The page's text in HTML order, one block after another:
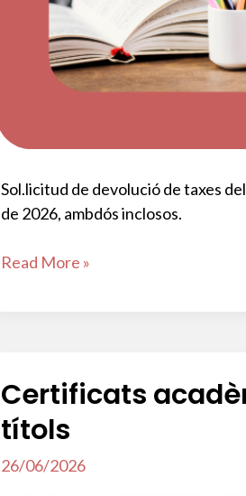
Sol.licitud de devolució de taxes
de 2026, ambdós inclosos.
Programa
taxes
alumnat
apte
i
Read More »
Certificats
títols
26/06/2026